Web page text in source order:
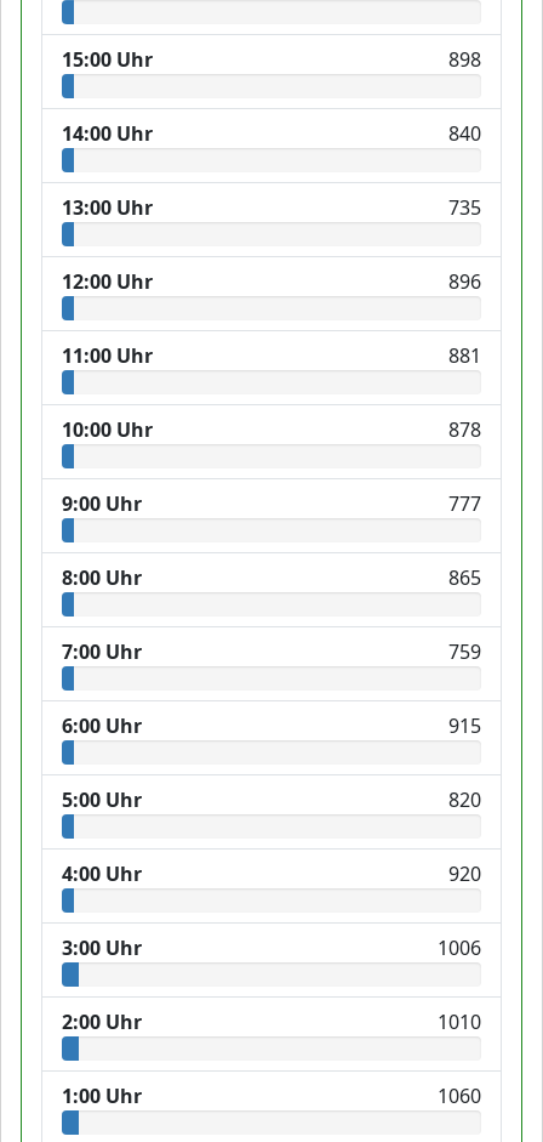
15:00 Uhr 898
14:00 Uhr 840
13:00 Uhr 735
12:00 Uhr 896
11:00 Uhr 881
10:00 Uhr 878
9:00 Uhr 777
8:00 Uhr 865
7:00 Uhr 759
6:00 Uhr 915
5:00 Uhr 820
4:00 Uhr 920
3:00 Uhr 1006
2:00 Uhr 1010
1:00 Uhr 1060